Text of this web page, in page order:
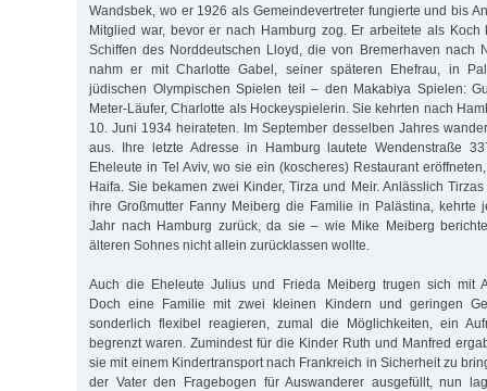
Wandsbek, wo er 1926 als Gemeindevertreter fungierte und bis
Mitglied war, bevor er nach Hamburg zog. Er arbeitete als Koch
Schiffen des Norddeutschen Lloyd, die von Bremerhaven nach
nahm er mit Charlotte Gabel, seiner späteren Ehefrau, in
jüdischen Olympischen Spielen teil – den Makabiya Spielen:
Meter-Läufer, Charlotte als Hockeyspielerin. Sie kehrten nach
10. Juni 1934 heirateten. Im September desselben Jahres
aus. Ihre letzte Adresse in Hamburg lautete Wendenstraße
Eheleute in Tel Aviv, wo sie ein (koscheres) Restaurant
Haifa. Sie bekamen zwei Kinder, Tirza und Meir. Anlässlich
ihre Großmutter Fanny Meiberg die Familie in Palästina, kehrte
Jahr nach Hamburg zurück, da sie – wie Mike Meiberg
älteren Sohnes nicht allein zurücklassen wollte.
Auch die Eheleute Julius und Frieda Meiberg trugen sich mit
Doch eine Familie mit zwei kleinen Kindern und geringen
sonderlich flexibel reagieren, zumal die Möglichkeiten, ein
begrenzt waren. Zumindest für die Kinder Ruth und Manfred
sie mit einem Kindertransport nach Frankreich in Sicherheit zu
der Vater den Fragebogen für Auswanderer ausgefüllt, nun